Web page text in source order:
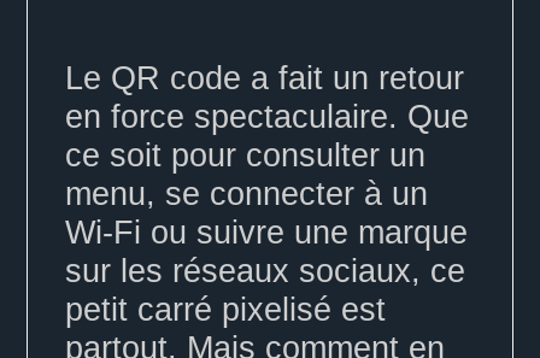
Le QR code a fait un retour
en force spectaculaire. Que
ce soit pour consulter un
menu, se connecter à un
Wi-Fi ou suivre une marque
sur les réseaux sociaux, ce
petit carré pixelisé est
partout. Mais comment en